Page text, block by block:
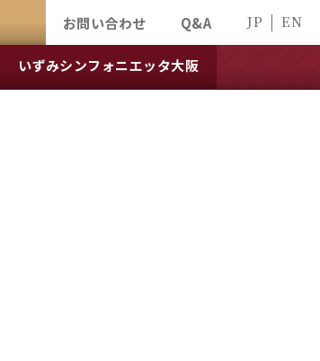
お問い合わせ Q&A JP EN
いずみシンフォニエッタ大阪